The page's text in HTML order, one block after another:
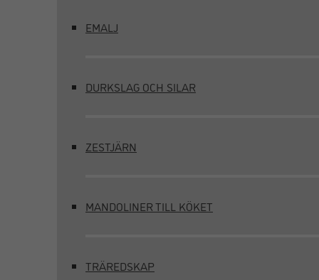
EMALJ
DURKSLAG OCH SILAR
ZESTJÄRN
MANDOLINER TILL KÖKET
TRÄREDSKAP